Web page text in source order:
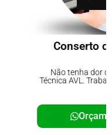
Parque do
a Assistência
melhores marcas do